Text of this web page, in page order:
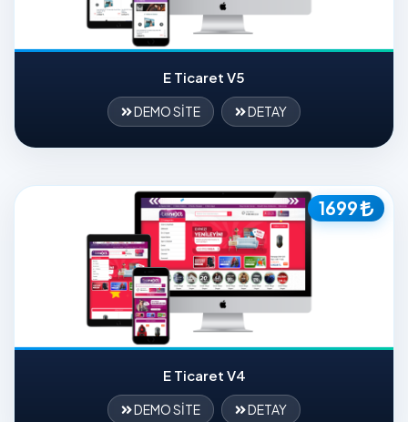
E Ticaret V5
DEMO SİTE DETAY
1699
E Ticaret V4
DEMO SİTE DETAY